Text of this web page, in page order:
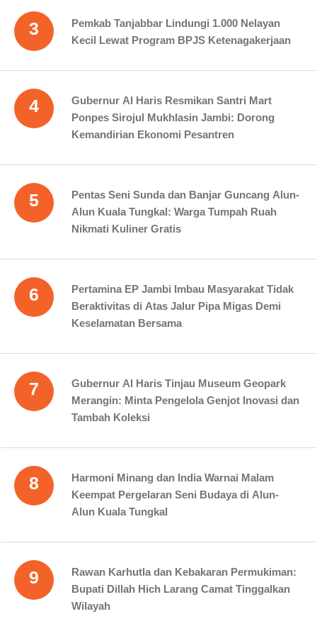
3
Pemkab Tanjabbar Lindungi 1.000 Nelayan
Kecil Lewat Program BPJS Ketenagakerjaan
4
Gubernur Al Haris Resmikan Santri Mart
Ponpes Sirojul Mukhlasin Jambi: Dorong
Kemandirian Ekonomi Pesantren
5
Pentas Seni Sunda dan Banjar Guncang Alun-
Alun Kuala Tungkal: Warga Tumpah Ruah
Nikmati Kuliner Gratis
6
Pertamina EP Jambi Imbau Masyarakat Tidak
Beraktivitas di Atas Jalur Pipa Migas Demi
Keselamatan Bersama
7
Gubernur Al Haris Tinjau Museum Geopark
Merangin: Minta Pengelola Genjot Inovasi dan
Tambah Koleksi
8
Harmoni Minang dan India Warnai Malam
Keempat Pergelaran Seni Budaya di Alun-
Alun Kuala Tungkal
9
Rawan Karhutla dan Kebakaran Permukiman:
Bupati Dillah Hich Larang Camat Tinggalkan
Wilayah